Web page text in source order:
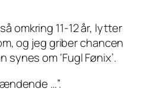
omkring 11-12 år, lytter
og jeg griber chancen
synes om ‘Fugl Fønix’.
…”.